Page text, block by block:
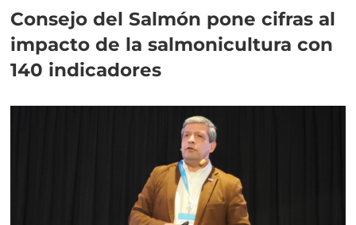
Consejo del Salmón pone cifras al
impacto de la salmonicultura con
140 indicadores